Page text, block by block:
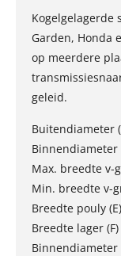
Kogelgelagerde
Garden, Honda
op meerdere
geleid.
Buitendiameter
Binnendiameter
Max. breedte v-
Min. breedte v-
Breedte pouly
Breedte lager
Binnendiameter